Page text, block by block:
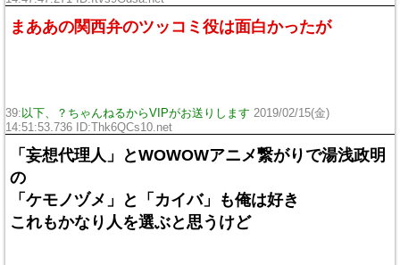
まああの関西弁のツッコミ役は面白かったが
39: 以下、？ちゃんねるからVIPがお送りします 2019/02/15(金)
14:51:53.736 ID:Thk6QCs10.net
「妄想代理人」とWOWOWアニメ繋がりで湯浅政明
の
「ケモノヅメ」と「カイバ」も俺は好き
これもかなり人を選ぶと思うけど